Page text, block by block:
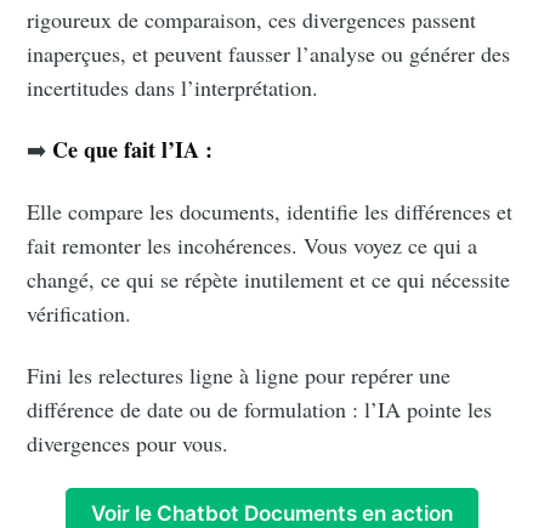
rigoureux de comparaison, ces divergences passent
inaperçues, et peuvent fausser l’analyse ou générer des
incertitudes dans l’interprétation.
➡️ Ce que fait l’IA :
Elle compare les documents, identifie les différences et
fait remonter les incohérences. Vous voyez ce qui a
changé, ce qui se répète inutilement et ce qui nécessite
vérification.
Fini les relectures ligne à ligne pour repérer une
différence de date ou de formulation : l’IA pointe les
divergences pour vous.
Voir le Chatbot Documents en action